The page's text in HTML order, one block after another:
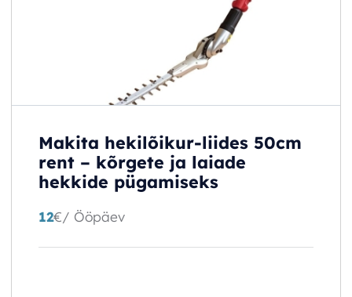
Makita hekilõikur-liides 50cm
rent – kõrgete ja laiade
hekkide pügamiseks
12€/ Ööpäev